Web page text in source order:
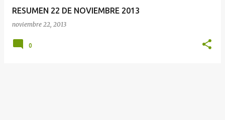
RESUMEN 22 DE NOVIEMBRE 2013
noviembre 22, 2013
0